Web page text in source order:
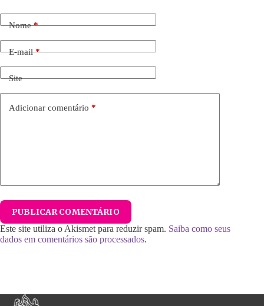
Nome*
E-mail*
Site
Adicionar comentário *
PUBLICAR COMENTÁRIO
Este site utiliza o Akismet para reduzir spam. Saiba como seus
dados em comentários são processados.